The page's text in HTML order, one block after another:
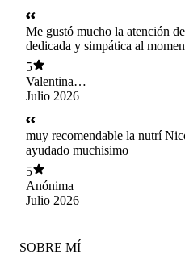
Me gustó mucho la atención
dedicada y simpática al
cita.
5
Valentina
Valdebenito
Julio 2026
muy recomendable la nutrí
ayudado muchisimo
5
Anónima
Julio 2026
SOBRE MÍ